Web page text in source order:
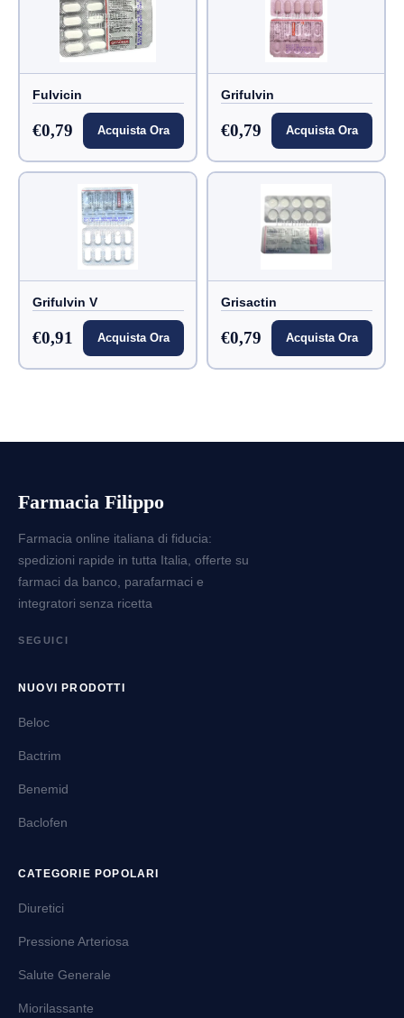
Fulvicin
€0,79 Acquista Ora
Grifulvin
€0,79 Acquista Ora
Grifulvin V
€0,91 Acquista Ora
Grisactin
€0,79 Acquista Ora
Farmacia Filippo
Farmacia online italiana di fiducia:
spedizioni rapide in tutta Italia, offerte su
farmaci da banco, parafarmaci e
integratori senza ricetta
SEGUICI
NUOVI PRODOTTI
Beloc
Bactrim
Benemid
Baclofen
CATEGORIE POPOLARI
Diuretici
Pressione Arteriosa
Salute Generale
Miorilassante